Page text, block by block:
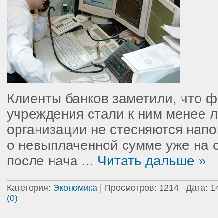
Клиенты банков заметили, что
учреждения стали к ним менее
организации не стесняются
о невыплаченной сумме уже на
после нача ... Читать дальше »
Категория: Экономика | Просмотров: 1214 | Дата:
(0)